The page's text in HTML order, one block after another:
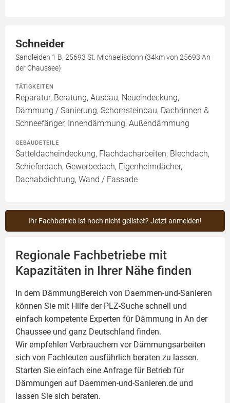
Schneider
Sandleiden 1 B, 25693 St. Michaelisdonn (34km von 25693 An
der Chaussee)
TÄTIGKEITEN
Reparatur, Beratung, Ausbau, Neueindeckung,
Dämmung / Sanierung, Schornsteinbau, Dachrinnen &
Schneefänger, Innendämmung, Außendämmung
GEBÄUDETEILE
Satteldacheindeckung, Flachdacharbeiten, Blechdach,
Schieferdach, Gewerbedach, Eigenheimdächer,
Dachabdichtung, Wand / Fassade
Ihr Fachbetrieb ist noch nicht gelistet? Jetzt anmelden!
Regionale Fachbetriebe mit
Kapazitäten in Ihrer Nähe finden
In dem DämmungBereich von Daemmen-und-Sanieren
können Sie mit Hilfe der PLZ-Suche schnell und
einfach kompetente Experten für Dämmung in An der
Chaussee und ganz Deutschland finden.
Wir empfehlen Verbrauchern vor Dämmungsarbeiten
sich von Fachleuten ausführlich beraten zu lassen.
Starten Sie einfach eine Anfrage für Betrieb für
Dämmungen auf Daemmen-und-Sanieren.de und
lassen Sie sich beraten.